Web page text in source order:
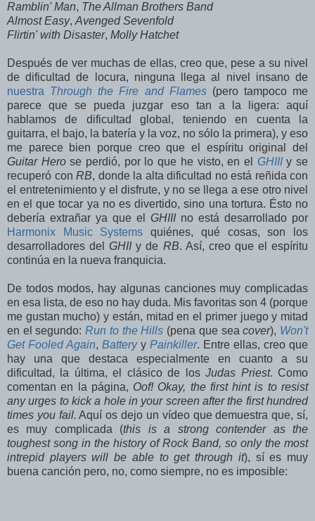
Ramblin' Man, The Allman Brothers Band
Almost Easy, Avenged Sevenfold
Flirtin' with Disaster, Molly Hatchet
Después de ver muchas de ellas, creo que, pese a su nivel
de dificultad de locura, ninguna llega al nivel insano de
nuestra Through the Fire and Flames(pero tampoco me
parece que se pueda juzgar eso tan a la ligera: aquí
hablamos de dificultad global, teniendo en cuenta la
guitarra, el bajo, la batería y la voz, no sólo la primera), y eso
me parece bien porque creo que el espíritu original del
Guitar Herose perdió, por lo que he visto, en el GHIIIy se
recuperó con RB, donde la alta dificultad no está reñida con
el entretenimiento y el disfrute, y no se llega a ese otro nivel
en el que tocar ya no es divertido, sino una tortura. Ésto no
debería extrañar ya que el GHIIIno está desarrollado por
Harmonix Music Systems quiénes, qué cosas, son los
desarrolladores delGHIIy de RB. Así, creo que el espíritu
continúa en la nueva franquicia.
De todos modos, hay algunas canciones muy complicadas
en esa lista, de eso no hay duda. Mis favoritas son 4 (porque
me gustan mucho) y están, mitad en el primer juego y mitad
en el segundo:Run to the Hills (pena que seacover), Won't
Get Fooled Again, Batteryy Painkiller. Entre ellas, creo que
hay una que destaca especialmente en cuanto a su
dificultad, la última, el clásico de losJudas Priest. Como
comentan en la página, Oof! Okay, the first hint is to resist
any urges to kick a hole in your screen after the first hundred
times you fail. Aquí os dejo un vídeo que demuestra que, sí,
es muy complicada (this is a strong contender as the
toughest song in the history of Rock Band, so only the most
intrepid players will be able to get through it), sí es muy
buena canción pero, no, como siempre, no es imposible: